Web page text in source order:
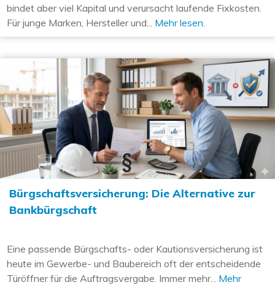
bindet aber viel Kapital und verursacht laufende Fixkosten.
Für junge Marken, Hersteller und... Mehr lesen.
Bürgschaftsversicherung: Die Alternative zur
Bankbürgschaft
Eine passende Bürgschafts- oder Kautionsversicherung ist
heute im Gewerbe- und Baubereich oft der entscheidende
Türöffner für die Auftragsvergabe. Immer mehr... Mehr